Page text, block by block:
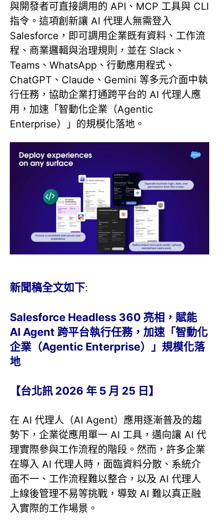
與開發者可直接調用的 API、MCP 工具與 CLI
指令。這項創新讓 AI 代理人無需登入
Salesforce，即可調用企業既有資料、工作流
程、商業邏輯與治理規則，並在 Slack、
Teams、WhatsApp、行動應用程式、
ChatGPT、Claude、Gemini 等多元介面中執
行任務，協助企業打通跨平台的 AI 代理人應
用，加速「智動化企業（Agentic
Enterprise）」的規模化落地。
新聞稿全文如下:
Salesforce Headless 360 亮相，賦能
AI Agent 跨平台執行任務，加速「智動化
企業（Agentic Enterprise）」規模化落
地
【台北訊 2026 年 5 月 25 日】
在 AI 代理人（AI Agent）應用逐漸普及的趨
勢下，企業從應用單一 AI 工具，邁向讓 AI 代
理實際參與工作流程的階段。然而，許多企業
在導入 AI 代理人時，面臨資料分散、系統介
面不一、工作流程難以整合，以及 AI 代理人
上線後管理不易等挑戰，導致 AI 難以真正融
入實際的工作場景。